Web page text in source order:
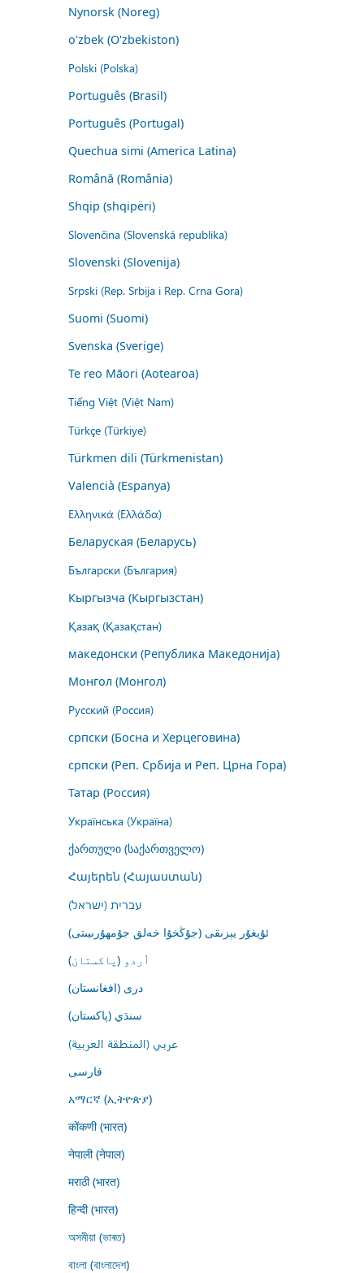
Nynorsk (Noreg)
o'zbek (O'zbekiston)
Polski (Polska)
Português (Brasil)
Português (Portugal)
Quechua simi (America Latina)
Română (România)
Shqip (shqipëri)
Slovenčina (Slovenská republika)
Slovenski (Slovenija)
Srpski (Rep. Srbija i Rep. Crna Gora)
Suomi (Suomi)
Svenska (Sverige)
Te reo Māori (Aotearoa)
Tiếng Việt (Việt Nam)
Türkçe (Türkiye)
Türkmen dili (Türkmenistan)
Valencià (Espanya)
Ελληνικά (Ελλάδα)
Беларуская (Беларусь)
Български (България)
Кыргызча (Кыргызстан)
Қазақ (Қазақстан)
македонски (Република Македонија)
Монгол (Монгол)
Русский (Россия)
српски (Босна и Херцеговина)
српски (Реп. Србија и Реп. Црна Гора)
Татар (Россия)
Українська (Україна)
ქართული (საქართველო)
Հայերեն (Հայաստան)
עברית (ישראל)
ئۇيغۇر يېزىقى (جۇڭخۇا خەلق جۇمھۇرىيىتى)
اُردو (پاکستان)
درى (افغانستان)
سنڌي (پاکستان)
عربي (المنطقة العربية)
فارسى
አማርኛ (ኢትዮጵያ)
कोंकणी (भारत)
नेपाली (नेपाल)
मराठी (भारत)
हिन्दी (भारत)
অসমীয়া (ভাৰত)
বাংলা (বাংলাদেশ)